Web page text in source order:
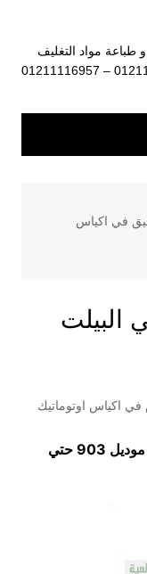
مواد التغليف
01211116954 – 01211116955 – 01211116956 – 01211116957
في اكياس
البيلت
في اكياس اوتوماتيك
آلة تعبئة وتغليف شيبسي البيلت سناكس موديل 903 حتي